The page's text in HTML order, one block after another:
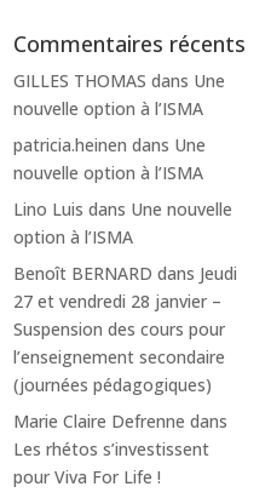
Commentaires récents
GILLES THOMAS dans Une
nouvelle option à l’ISMA
patricia.heinen dans Une
nouvelle option à l’ISMA
Lino Luis dans Une nouvelle
option à l’ISMA
Benoît BERNARD dans Jeudi
27 et vendredi 28 janvier –
Suspension des cours pour
l’enseignement secondaire
(journées pédagogiques)
Marie Claire Defrenne dans
Les rhétos s’investissent
pour Viva For Life !